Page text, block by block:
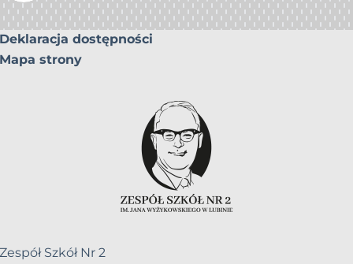
Deklaracja dostępności
Mapa strony
Zespół Szkół Nr 2